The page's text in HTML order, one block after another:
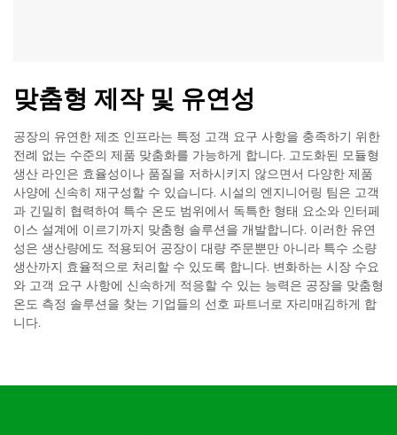
맞춤형 제작 및 유연성
공장의 유연한 제조 인프라는 특정 고객 요구 사항을 충족하기 위한
전례 없는 수준의 제품 맞춤화를 가능하게 합니다. 고도화된 모듈형
생산 라인은 효율성이나 품질을 저하시키지 않으면서 다양한 제품
사양에 신속히 재구성할 수 있습니다. 시설의 엔지니어링 팀은 고객
과 긴밀히 협력하여 특수 온도 범위에서 독특한 형태 요소와 인터페
이스 설계에 이르기까지 맞춤형 솔루션을 개발합니다. 이러한 유연
성은 생산량에도 적용되어 공장이 대량 주문뿐만 아니라 특수 소량
생산까지 효율적으로 처리할 수 있도록 합니다. 변화하는 시장 수요
와 고객 요구 사항에 신속하게 적응할 수 있는 능력은 공장을 맞춤형
온도 측정 솔루션을 찾는 기업들의 선호 파트너로 자리매김하게 합
니다.